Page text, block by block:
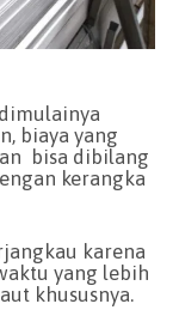
biaya yang
bisa dibilang
kerangka
karena
yang lebih
khususnya.